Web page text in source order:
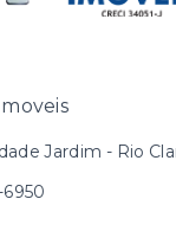
Jardim - Rio
6950